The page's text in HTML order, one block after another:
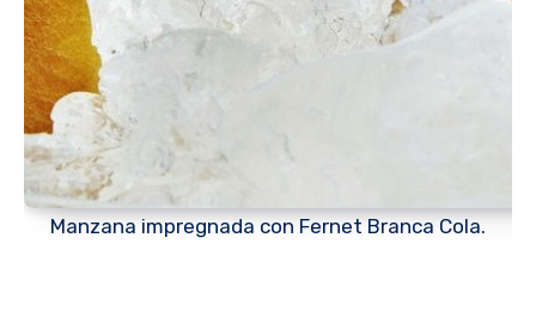
Manzana impregnada con Fernet Branca Cola.